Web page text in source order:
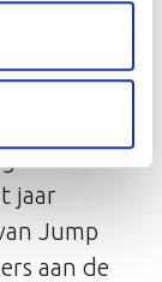
zetten ze
Wit,
toe: “Deze
een
jaar
Jump
aan de